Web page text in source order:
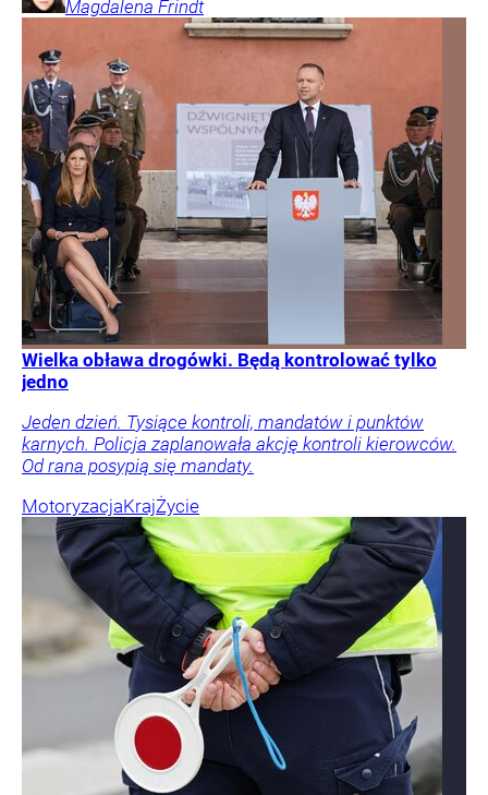
Magdalena Frindt
Wielka obława drogówki. Będą kontrolować tylko
jedno
Jeden dzień. Tysiące kontroli, mandatów i punktów
karnych. Policja zaplanowała akcję kontroli kierowców.
Od rana posypią się mandaty.
MotoryzacjaKrajŻycie